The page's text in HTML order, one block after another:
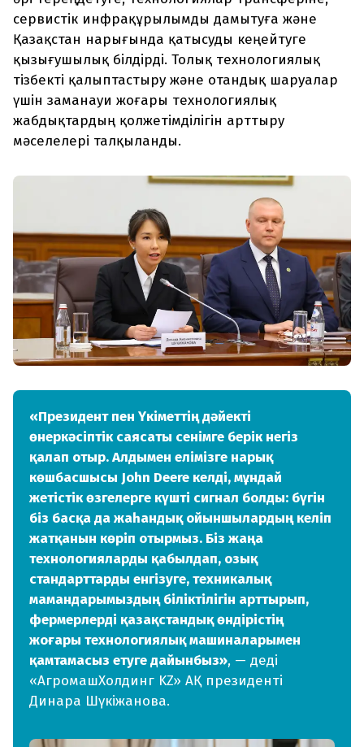
сервистік инфрақұрылымды дамытуға және
Қазақстан нарығында қатысуды кеңейтуге
қызығушылық білдірді. Толық технологиялық
тізбекті қалыптастыру және отандық шаруалар
үшін заманауи жоғары технологиялық
жабдықтардың қолжетімділігін арттыру
мәселелері талқыланды.
«Президент пен Үкіметтің дәйекті
өнеркәсіптік саясаты сенімге берік негіз
қалап отыр. Алдымен елімізге нарық
көшбасшысы John Deere келді, мұндай
жетістік өзгелерге күшті сигнал болды: бүгін
біз басқа да жаһандық ойыншылардың келіп
жатқанын көріп отырмыз. Біз жаңа
технологияларды қабылдап, озық
стандарттарды енгізуге, техникалық
мамандарымыздың біліктілігін арттырып,
фермерлерді қазақстандық өндірістің
жоғары технологиялық машиналарымен
қамтамасыз етуге дайынбыз», — деді
«АгромашХолдинг KZ» АҚ президенті
Динара Шүкіжанова.